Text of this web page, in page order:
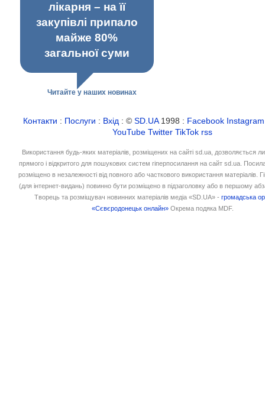
лікарня – на її
закупівлі припало
майже 80%
загальної суми
Читайте у наших новинах
Контакти : Послуги : Вхід : ©SD.UA1998 : Facebook Instagram
YouTube Twitter TikTok rss
Використання будь-яких матеріалів, розміщених на сайті sd.ua, дозволяється
прямого і відкритого для пошукових систем гіперпосилання на сайт sd.ua.
розміщено в незалежності від повного або часткового використання матеріалів.
(для інтернет-видань) повинно бути розміщено в підзаголовку або в першому
Творець та розміщувач новинних матеріалів медіа «SD.UA» -громадська
«Сєвєродонецьк онлайн» Окрема подяка MDF.